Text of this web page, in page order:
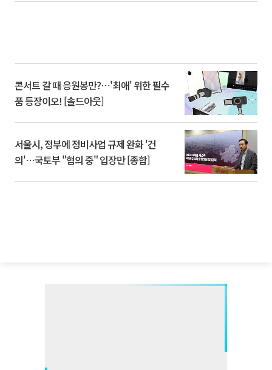
콘서트 갈 때 응원봉만?⋯'최애' 위한 필수
품 등장이오! [솔드아웃]
서울시, 정부에 정비사업 규제 완화 '건
의'⋯국토부 "협의 중" 입장만 [종합]